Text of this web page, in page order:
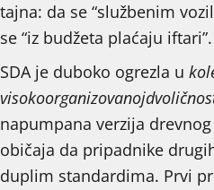
tajna: da se “službenim
se “iz budžeta plaćaju iftari”.
SDA je duboko ogrezla u
napumpana verzija
običaja da pripadnike
duplim standardima. Prvi